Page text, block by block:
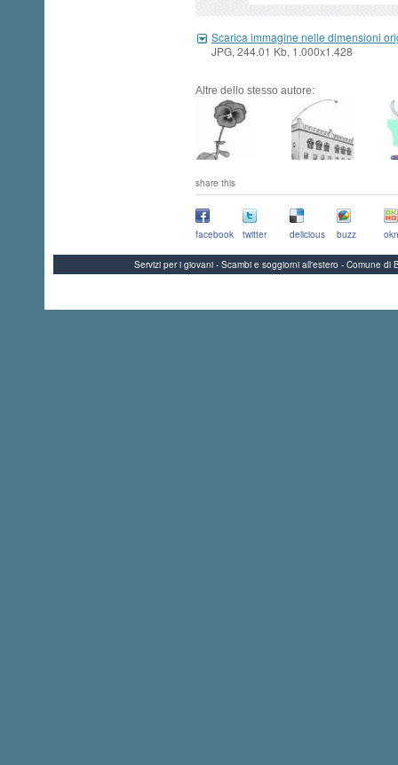
Scarica immagine nelle dimensioni
JPG, 244.01 Kb, 1.000x1.428
Altre dello stesso autore:
share this
facebook twitter delicious buzz
Servizi per i giovani - Scambi e soggiorni all'estero - Comune